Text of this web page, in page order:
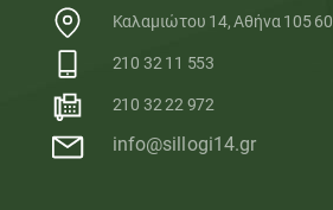
Καλαμιώτου 14, Αθήνα 105 60
210 32 11 553
210 32 22 972
info@sillogi14.gr